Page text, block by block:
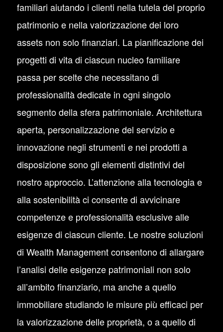
familiari aiutando i clienti nella tutela del proprio
patrimonio e nella valorizzazione dei loro
assets non solo finanziari. La pianificazione dei
progetti di vita di ciascun nucleo familiare
passa per scelte che necessitano di
professionalità dedicate in ogni singolo
segmento della sfera patrimoniale. Architettura
aperta, personalizzazione del servizio e
innovazione negli strumenti e nei prodotti a
disposizione sono gli elementi distintivi del
nostro approccio. L’attenzione alla tecnologia e
alla sostenibilità ci consente di avvicinare
competenze e professionalità esclusive alle
esigenze di ciascun cliente. Le nostre soluzioni
di Wealth Management consentono di allargare
l’analisi delle esigenze patrimoniali non solo
all’ambito finanziario, ma anche a quello
immobiliare studiando le misure più efficaci per
la valorizzazione delle proprietà, o a quello di